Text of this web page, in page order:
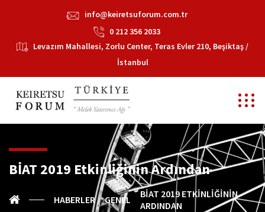
info@keiretsuforum.com.tr
0 212 356 2033
Levazım Mahallesi, Zorlu Center, Teras Evler 210, Beşiktaş /
İstanbul
BİAT 2019 Etkinliğinin Ardından
HABERLER GENEL
BİAT 2019 ETKINLIĞININ
ARDINDAN